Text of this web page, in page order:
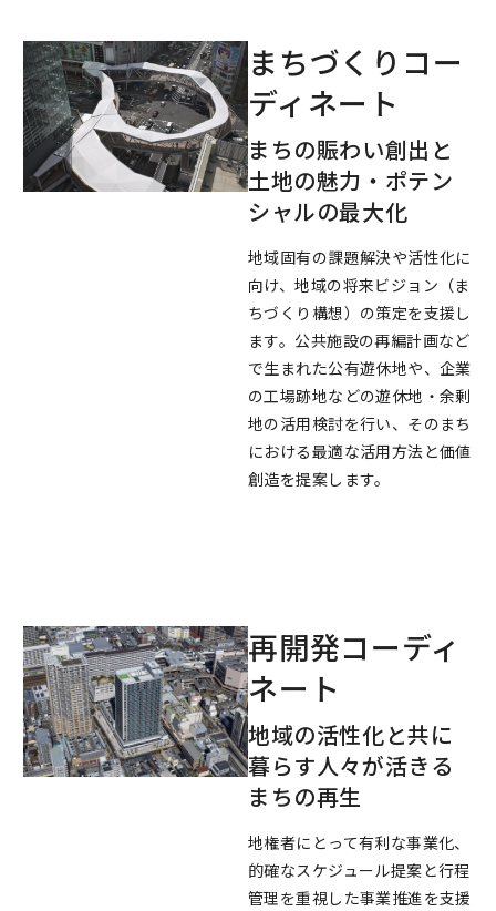
まちづくりコー
ディネート
まちの賑わい創出と
土地の魅力・ポテン
シャルの最大化
地域固有の課題解決や活性化に
向け、地域の将来ビジョン（ま
ちづくり構想）の策定を支援し
ます。公共施設の再編計画など
で生まれた公有遊休地や、企業
の工場跡地などの遊休地・余剰
地の活用検討を行い、そのまち
における最適な活用方法と価値
創造を提案します。
再開発コーディ
ネート
地域の活性化と共に
暮らす人々が活きる
まちの再生
地権者にとって有利な事業化、
的確なスケジュール提案と行程
管理を重視した事業推進を支援